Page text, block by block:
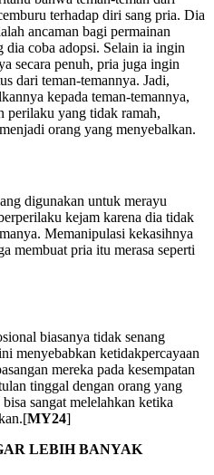
terhadap diri sang pria. Dia
ancaman bagi permainan
coba adopsi. Selain ia ingin
secara penuh, pria juga ingin
dari teman-temannya. Jadi,
kepada teman-temannya,
perilaku yang tidak ramah,
orang yang menyebalkan.
digunakan untuk merayu
kejam karena dia tidak
Memanipulasi kekasihnya
membuat pria itu merasa seperti
biasanya tidak senang
menyebabkan ketidakpercayaan
mereka pada kesempatan
tinggal dengan orang yang
sangat melelahkan ketika
MY24]
LEBIH BANYAK